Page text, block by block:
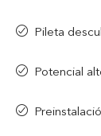
Pileta
Potencial